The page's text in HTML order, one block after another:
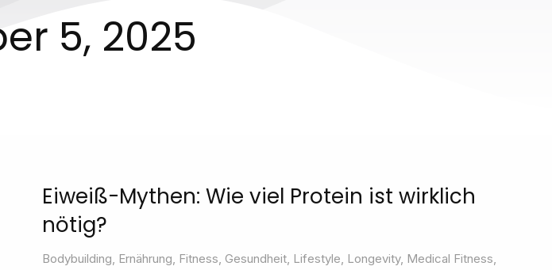
5, 2025
Eiweiß-Mythen: Wie viel Protein ist wirklich
nötig?
Bodybuilding, Ernährung, Fitness, Gesundheit, Lifestyle, Longevity, Medical Fitness,